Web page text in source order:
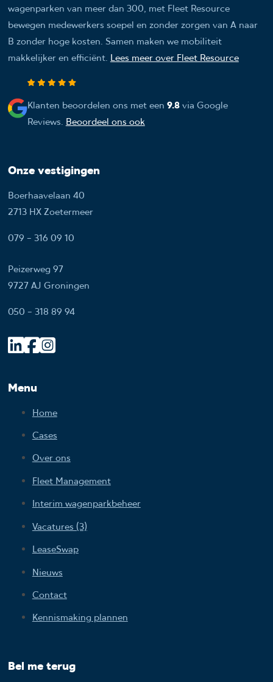
wagenparken van meer dan 300, met Fleet Resource
bewegen medewerkers soepel en zonder zorgen van A naar
B zonder hoge kosten. Samen maken we mobiliteit
makkelijker en efficiënt.Lees meer over Fleet Resource
Klanten beoordelen ons met een 9.8via Google
Reviews.Beoordeel ons ook
Onze vestigingen
Boerhaavelaan 40
2713 HX Zoetermeer
079 - 316 09 10
Peizerweg 97
9727 AJ Groningen
050 - 318 89 94
Menu
Home
Cases
Over ons
Fleet Management
Interim wagenparkbeheer
Vacatures (3)
LeaseSwap
Nieuws
Contact
Kennismaking plannen
Bel me terug